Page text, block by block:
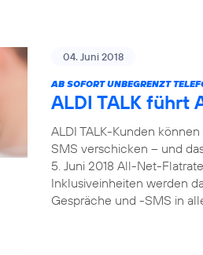
04. Juni 2018
AB SOFORT UNBEGRENZT
ALDI TALK führt
ALDI TALK-Kunden
SMS verschicken – und
5. Juni 2018 All-Net-
Inklusiveinheiten werden
Gespräche und -SMS in